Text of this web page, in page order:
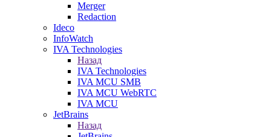
Merger
Redaction
Ideco
InfoWatch
IVA Technologies
Назад
IVA Technologies
IVA MCU SMB
IVA MCU WebRTC
IVA MCU
JetBrains
Назад